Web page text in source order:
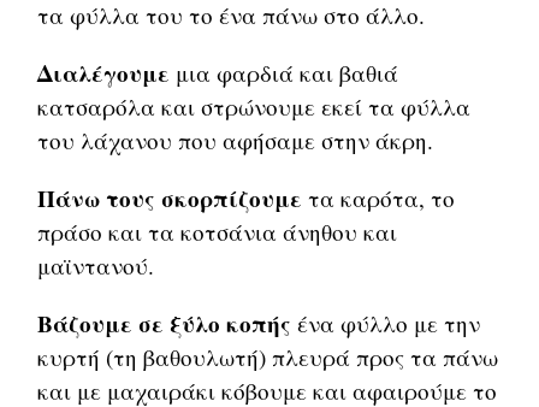
τα φύλλα του το ένα πάνω στο άλλο.
Διαλέγουμε μια φαρδιά και βαθιά
κατσαρόλα και στρώνουμε εκεί τα φύλλα
του λάχανου που αφήσαμε στην άκρη.
Πάνω τους σκορπίζουμε τα καρότα, το
πράσο και τα κοτσάνια άνηθου και
μαϊντανού.
Βάζουμε σε ξύλο κοπής ένα φύλλο με την
κυρτή (τη βαθουλωτή) πλευρά προς τα πάνω
και με μαχαιράκι κόβουμε και αφαιρούμε το